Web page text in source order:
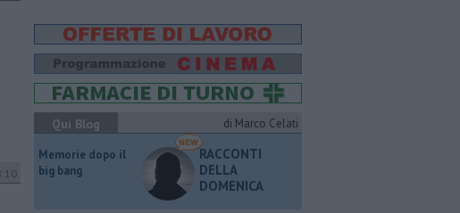
Qui Blog di Marco Celati
Memorie dopo il
big bang
RACCONTI
DELLA
DOMENICA